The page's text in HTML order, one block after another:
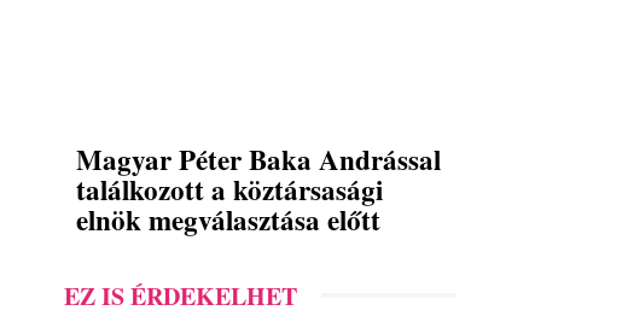
Magyar Péter Baka Andrással
találkozott a köztársasági
elnök megválasztása előtt
EZ IS ÉRDEKELHET